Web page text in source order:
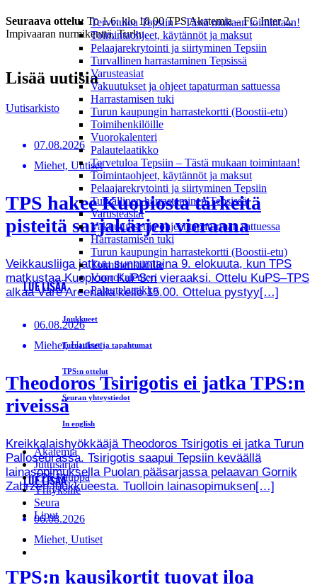
Tervetuloa Tepsiin – Tästä mukaan toimintaan!
Toimintaohjeet, käytännöt ja maksut
Pelaajarekrytointi ja siirtyminen Tepsiin
Turvallinen harrastaminen Tepsissä
Varusteasiat
Vakuutukset ja ohjeet tapaturman sattuessa
Harrastamisen tuki
Turun kaupungin harrastekortti (Boostii-etu)
Toimihenkilöille
Vuorokalenteri
Palautelaatikko
Tervetuloa Tepsiin – Tästä mukaan toimintaan!
Toimintaohjeet, käytännöt ja maksut
Pelaajarekrytointi ja siirtyminen Tepsiin
Turvallinen harrastaminen Tepsissä
Varusteasiat
Vakuutukset ja ohjeet tapaturman sattuessa
Harrastamisen tuki
Turun kaupungin harrastekortti (Boostii-etu)
Toimihenkilöille
Vuorokalenteri
Palautelaatikko
Joukkueet
Turnaukset ja tapahtumat
TPS:n ottelut
Seuran yhteystiedot
In english
Akatemia
Juttusarjat
TPS-kauppa
Yrityksille
Seura
Liput
Seuraava ottelu: To 1.6. klo 18.00 TPS Akatemia – FC Inter 2,
Impivaaran nurmikenttä, Turku.
Lisää uutisia
Uutisarkisto
07.08.2026
Miehet, Uutiset
TPS hakee Kuopiosta tärkeitä
pisteitä sarjakärjen vieraana
Veikkausliiga jatkuu sunnuntaina 9. elokuuta, kun TPS
matkustaa Kuopioon KuPS:n vieraaksi. Ottelu KuPS–TPS
alkaa Väre Areenalla kello 15.00. Ottelua pystyy[…]
LUE LISÄÄ
06.08.2026
Miehet, Uutiset
Theodoros Tsirigotis ei jatka TPS:n
riveissä
Kreikkalaishyökkääjä Theodoros Tsirigotis ei jatka Turun
Palloseurassa. Tsirigotis saapui Tepsiin keväällä
lainasopimuksella Puolan pääsarjassa pelaavan Gornik
Zabrzen joukkueesta. Tuolloin lainasopimuksen[…]
LUE LISÄÄ
06.08.2026
Miehet, Uutiset
TPS:n kausikortit tuovat iloa